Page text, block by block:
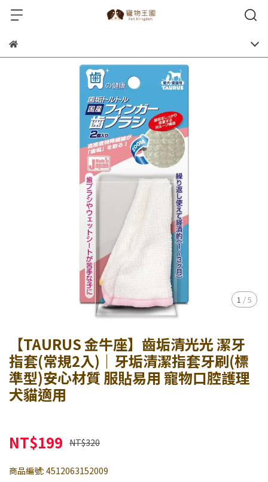
1 /5
【TAURUS 金牛座】齒垢清光光 潔牙
指套(常規2入)｜牙垢清潔指套牙刷(標
準型)安心材質 服貼易用 寵物口腔護理
犬貓適用
NT$199 NT$320
商品編號: 4512063152009